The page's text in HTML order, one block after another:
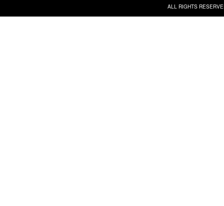
ALL RIGHTS